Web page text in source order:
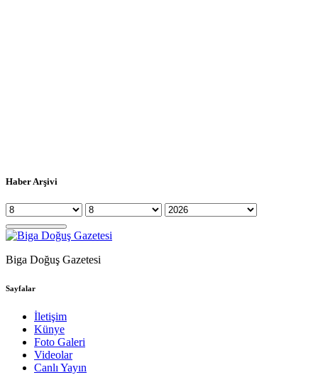
Haber Arşivi
Biga Doğuş Gazetesi
Sayfalar
İletişim
Künye
Foto Galeri
Videolar
Canlı Yayın